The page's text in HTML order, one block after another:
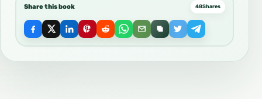
Share this book 48Shares